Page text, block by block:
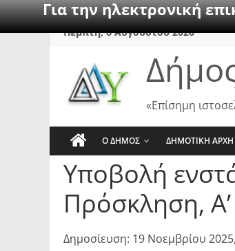
Για την ηλεκτρονική
SkipΠέμπτη, 6 Αυγούστου 2026
«Επίσημη
Ο ΔΗΜΟΣ ΔΗΜΟΤΙΚΗ ΑΡΧΗ
Υποβολή
Πρόσκληση,
Δημοσίευση: 19 Νοεμβρίου